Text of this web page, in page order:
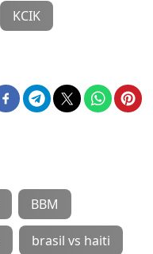
KCIK
BBM
brasil vs haiti